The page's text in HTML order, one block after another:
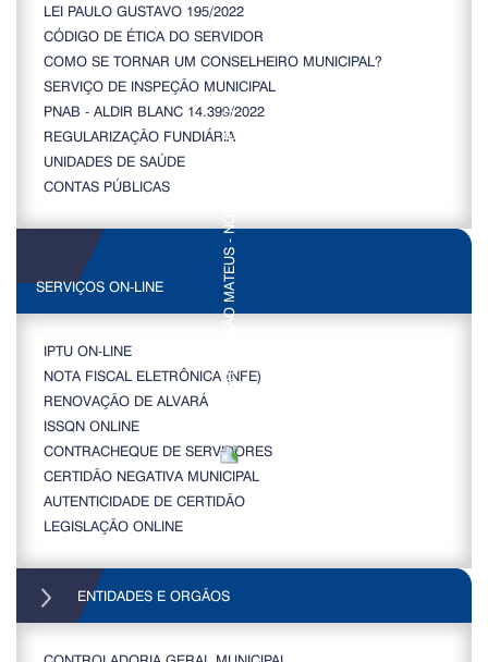
LEI PAULO GUSTAVO 195/2022
CÓDIGO DE ÉTICA DO SERVIDOR
COMO SE TORNAR UM CONSELHEIRO MUNICIPAL?
SERVIÇO DE INSPEÇÃO MUNICIPAL
PNAB - ALDIR BLANC 14.399/2022
REGULARIZAÇÃO FUNDIÁRIA
UNIDADES DE SAÚDE
CONTAS PÚBLICAS
SERVIÇOS ON-LINE
IPTU ON-LINE
NOTA FISCAL ELETRÔNICA (NFE)
RENOVAÇÃO DE ALVARÁ
ISSQN ONLINE
CONTRACHEQUE DE SERVIDORES
CERTIDÃO NEGATIVA MUNICIPAL
AUTENTICIDADE DE CERTIDÃO
LEGISLAÇÃO ONLINE
ENTIDADES E ORGÃOS